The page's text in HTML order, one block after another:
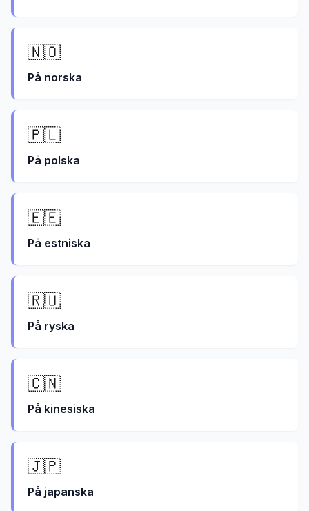
🇳🇴
På norska
🇵🇱
På polska
🇪🇪
På estniska
🇷🇺
På ryska
🇨🇳
På kinesiska
🇯🇵
På japanska